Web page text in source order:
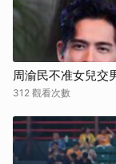
周渝民不准女兒交
312 觀看次數